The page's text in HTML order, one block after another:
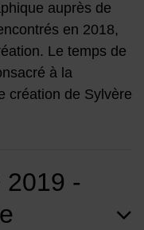
auprès de
en 2018,
Le temps de
à la
création de Sylvère
2019 -